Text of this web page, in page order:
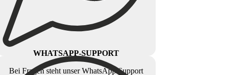
WHATSAPP-SUPPORT
Bei Fragen steht unser WhatsApp Support